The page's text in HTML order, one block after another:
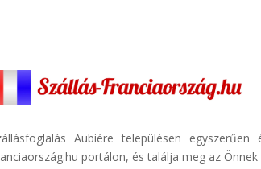
Aubiére településen
portálon, és találja meg az